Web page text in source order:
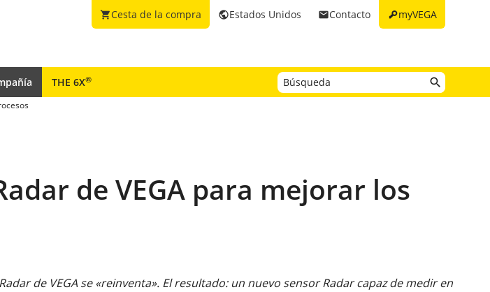
keymyVEGA
emailContacto
publicEstados Unidos
shopping_cartCesta de la compra
THE 6X®
de VEGA para mejorar los
Radar de VEGA se «reinventa». El resultado: un nuevo sensor Radar capaz de medir en